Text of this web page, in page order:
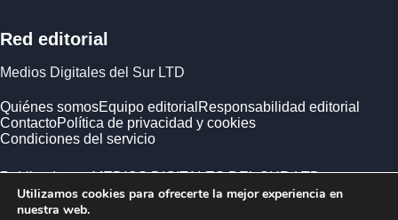
Red editorial
Medios Digitales del Sur LTD
Quiénes somosEquipo editorial Responsabilidad editorial
ContactoPolítica de privacidad y cookies
Condiciones del servicio
Publicado por MEDIOS DIGITALES DEL SUR LTD ·
Empresa registrada en Inglaterra y Gales.
Utilizamos cookies para ofrecerte la mejor experiencia en
nuestra web.